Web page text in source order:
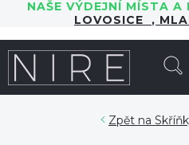
NAŠE VÝDEJNÍ MÍSTA A
LOVOSICE ,